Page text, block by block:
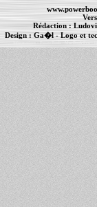
Rédaction :
Design :Ga�l- Logo et
Informations :